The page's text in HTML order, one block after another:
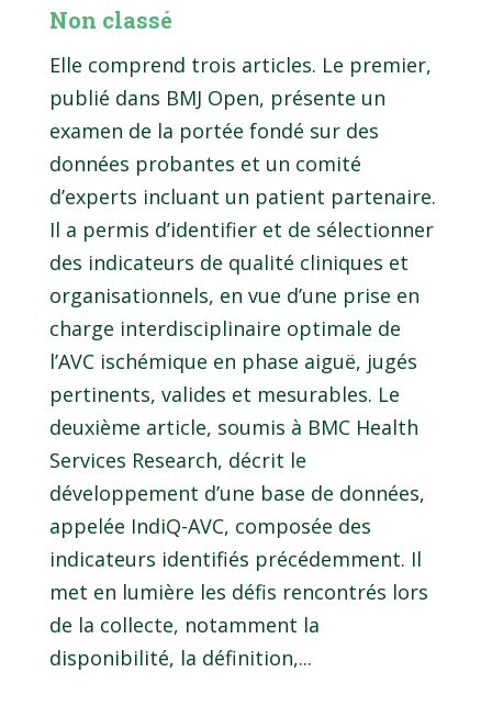
Non classé
Elle comprend trois articles. Le premier,
publié dans BMJ Open, présente un
examen de la portée fondé sur des
données probantes et un comité
d’experts incluant un patient partenaire.
Il a permis d’identifier et de sélectionner
des indicateurs de qualité cliniques et
organisationnels, en vue d’une prise en
charge interdisciplinaire optimale de
l’AVC ischémique en phase aiguë, jugés
pertinents, valides et mesurables. Le
deuxième article, soumis à BMC Health
Services Research, décrit le
développement d’une base de données,
appelée IndiQ-AVC, composée des
indicateurs identifiés précédemment. Il
met en lumière les défis rencontrés lors
de la collecte, notamment la
disponibilité, la définition,...